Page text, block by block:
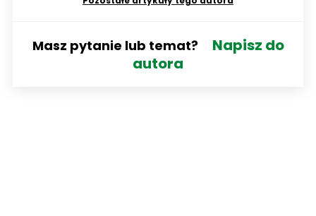
Masz pytanie lub temat?
Napisz do
autora